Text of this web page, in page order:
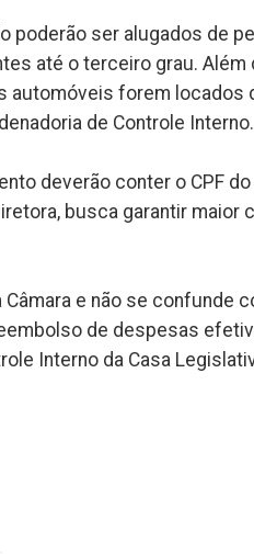
poderão ser alugados de
até o terceiro grau.
forem locados
de Controle Interno.
deverão conter o CPF
busca garantir maior
e não se confunde
de despesas
Interno da Casa